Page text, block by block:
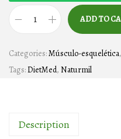
Ó
E
O
F
ADD TO
Categories:Músculo-esquelética,
Tags:DietMed, Naturmil
Description